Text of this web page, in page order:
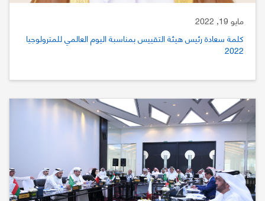
مايو 19, 2022
كلمة سعادة رئيس هيئة التقييس بمناسبة اليوم العالمي للمترولوجيا
2022